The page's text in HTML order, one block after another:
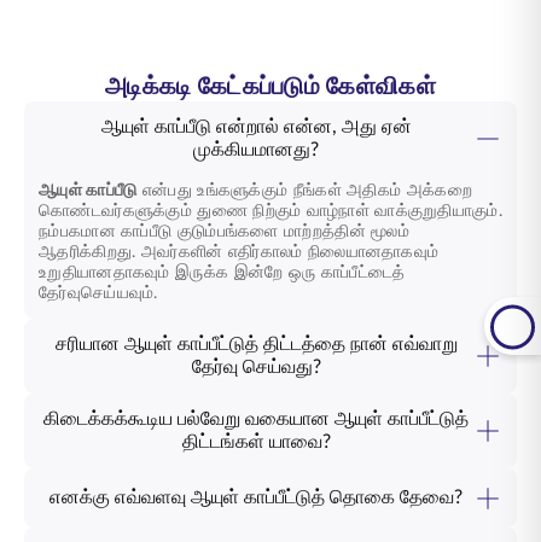
அடிக்கடி கேட்கப்படும் கேள்விகள்
ஆயுள் காப்பீடு என்றால் என்ன, அது ஏன்
முக்கியமானது?
ஆயுள் காப்பீடுஎன்பது உங்களுக்கும் நீங்கள் அதிகம் அக்கறை
கொண்டவர்களுக்கும் துணை நிற்கும் வாழ்நாள் வாக்குறுதியாகும்.
நம்பகமான காப்பீடு குடும்பங்களை மாற்றத்தின் மூலம்
ஆதரிக்கிறது. அவர்களின் எதிர்காலம் நிலையானதாகவும்
உறுதியானதாகவும் இருக்க இன்றே ஒரு காப்பீட்டைத்
தேர்வுசெய்யவும்.
சரியான ஆயுள் காப்பீட்டுத் திட்டத்தை நான் எவ்வாறு
தேர்வு செய்வது?
மற்றும் குடும்ப முன்னுரிமைகளைப் பொறுத்தது. உங்கள் வாழ்க்கை
இலக்குகளுக்கான பாதுகாப்பு, சேமிப்பு அல்லது ஓய்வூதியத்
திட்டங்களுக்கு இடையில் புத்திசாலித்தனமாகத் தேர்வுசெய்ய
கிடைக்கக்கூடிய பல்வேறு வகையான ஆயுள் காப்பீட்டுத்
திட்டங்கள் யாவை?
காப்பீடு, ஓய்வூதியம், பாதுகாப்பு மற்றும் செல்வத்தை உருவாக்கும்
விருப்பங்கள் அடங்கும். ஒவ்வொரு திட்டமும் உங்களுக்கும் உங்கள்
எனக்கு எவ்வளவு ஆயுள் காப்பீட்டுத் தொகை தேவை?